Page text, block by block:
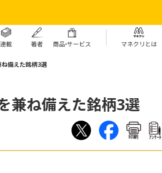
連載 著者 商品・サービス マネクリとは
ね備えた銘柄3選
兼ね備えた銘柄3選
印刷 ｱﾝｹｰﾄ